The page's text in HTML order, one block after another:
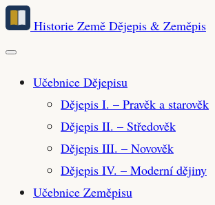
Přeskočit
hlavní
obsah
Historie Země Dějepis & Zeměpis
Učebnice Dějepisu
Dějepis I. – Pravěk a starověk
Dějepis II. – Středověk
Dějepis III. – Novověk
Dějepis IV. – Moderní dějiny
Učebnice Zeměpisu